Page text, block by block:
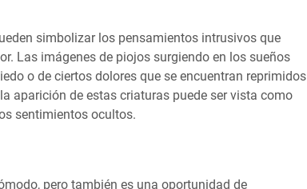
simbolizar los pensamientos intrusivos que
Las imágenes de piojos surgiendo en los sueños
o de ciertos dolores que se encuentran reprimidos
aparición de estas criaturas puede ser vista como
sentimientos ocultos.
pero también es una oportunidad de